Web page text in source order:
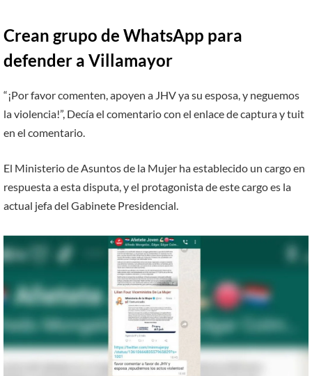
Crean grupo de WhatsApp para
defender a Villamayor
“¡Por favor comenten, apoyen a JHV ya su esposa, y neguemos
la violencia!”, Decía el comentario con el enlace de captura y tuit
en el comentario.
El Ministerio de Asuntos de la Mujer ha establecido un cargo en
respuesta a esta disputa, y el protagonista de este cargo es la
actual jefa del Gabinete Presidencial.